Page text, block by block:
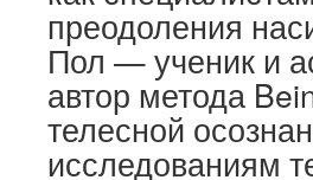
преодоления
Пол — ученик и
автор метода
телесной
исследованиям